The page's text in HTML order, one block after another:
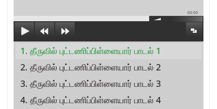
00:00
1. தீருவில் புட்டணிப்பிள்ளையார் பாடல் 1
2. தீருவில் புட்டணிப்பிள்ளையார் பாடல் 2
3. தீருவில் புட்டணிப்பிள்ளையார் பாடல் 3
4. தீருவில் புட்டணிப்பிள்ளையார் பாடல் 4